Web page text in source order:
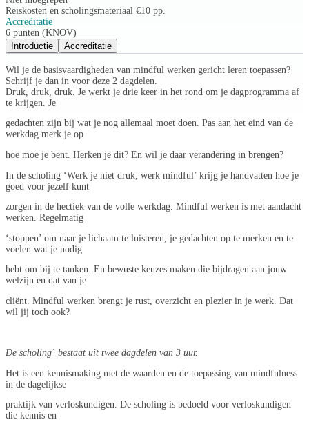
Reiskosten en scholingsmateriaal €10 pp.
Accreditatie
6 punten (KNOV)
Introductie
Accreditatie
Wil je de basisvaardigheden van mindful werken gericht leren toepassen?
Schrijf je dan in voor deze 2 dagdelen.
Druk, druk, druk. Je werkt je drie keer in het rond om je dagprogramma af
te krijgen. Je
gedachten zijn bij wat je nog allemaal moet doen. Pas aan het eind van de
werkdag merk je op
hoe moe je bent. Herken je dit? En wil je daar verandering in brengen?
In de scholing ‘Werk je niet druk, werk mindful’ krijg je handvatten hoe je
goed voor jezelf kunt
zorgen in de hectiek van de volle werkdag. Mindful werken is met aandacht
werken. Regelmatig
‘stoppen’ om naar je lichaam te luisteren, je gedachten op te merken en te
voelen wat je nodig
hebt om bij te tanken. En bewuste keuzes maken die bijdragen aan jouw
welzijn en dat van je
cliënt. Mindful werken brengt je rust, overzicht en plezier in je werk. Dat
wil jij toch ook?
De scholing` bestaat uit twee dagdelen van 3 uur.
Het is een kennismaking met de waarden en de toepassing van mindfulness
in de dagelijkse
praktijk van verloskundigen. De scholing is bedoeld voor verloskundigen
die kennis en